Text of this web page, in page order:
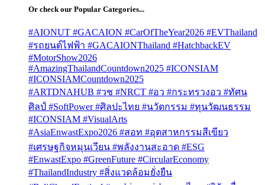
Or check our Popular Categories...
#AIONUT #GACAION #CarOfTheYear2026 #EVThailand
#รถยนต์ไฟฟ้า #GACAIONThailand #HatchbackEV
#MotorShow2026
#AmazingThailandCountdown2025 #ICONSIAM
#ICONSIAMCountdown2025
#ARTDNAHUB #วช #NRCT #อว #กระทรวงอว #ทัศน
ศิลป์ #SoftPower #ศิลปะไทย #นวัตกรรม #ทุนวัฒนธรรม
#ICONSIAM #VisualArts
#AsiaEnwastExpo2026 #สอท #อุตสาหกรรมสีเขียว
#เศรษฐกิจหมุนเวียน #พลังงานสะอาด #ESG
#EnwastExpo #GreenFuture #CircularEconomy
#ThailandIndustry #สิ่งแวดล้อมยั่งยืน